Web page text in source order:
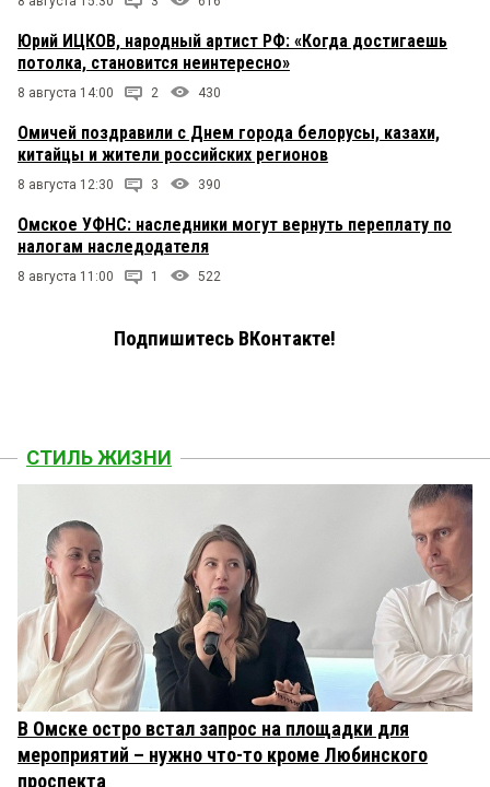
Юрий ИЦКОВ, народный артист РФ: «Когда достигаешь
потолка, становится неинтересно»
8 августа 14:00 2 430
Омичей поздравили с Днем города белорусы, казахи,
китайцы и жители российских регионов
8 августа 12:30 3 390
Омское УФНС: наследники могут вернуть переплату по
налогам наследодателя
8 августа 11:00 1 522
Подпишитесь ВКонтакте!
СТИЛЬ ЖИЗНИ
В Омске остро встал запрос на площадки для
мероприятий – нужно что-то кроме Любинского
проспекта